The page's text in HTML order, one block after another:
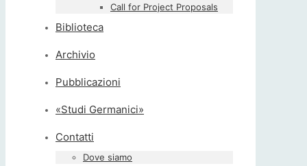
Call for Project Proposals
Biblioteca
Archivio
Pubblicazioni
«Studi Germanici»
Contatti
Dove siamo